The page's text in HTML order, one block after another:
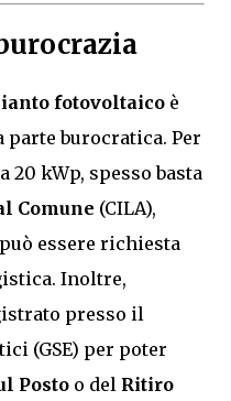
fotovoltaico è
burocratica. Per
kWp, spesso basta
Comune (CILA),
essere richiesta
Inoltre,
presso il
(GSE) per poter
Posto o del Ritiro